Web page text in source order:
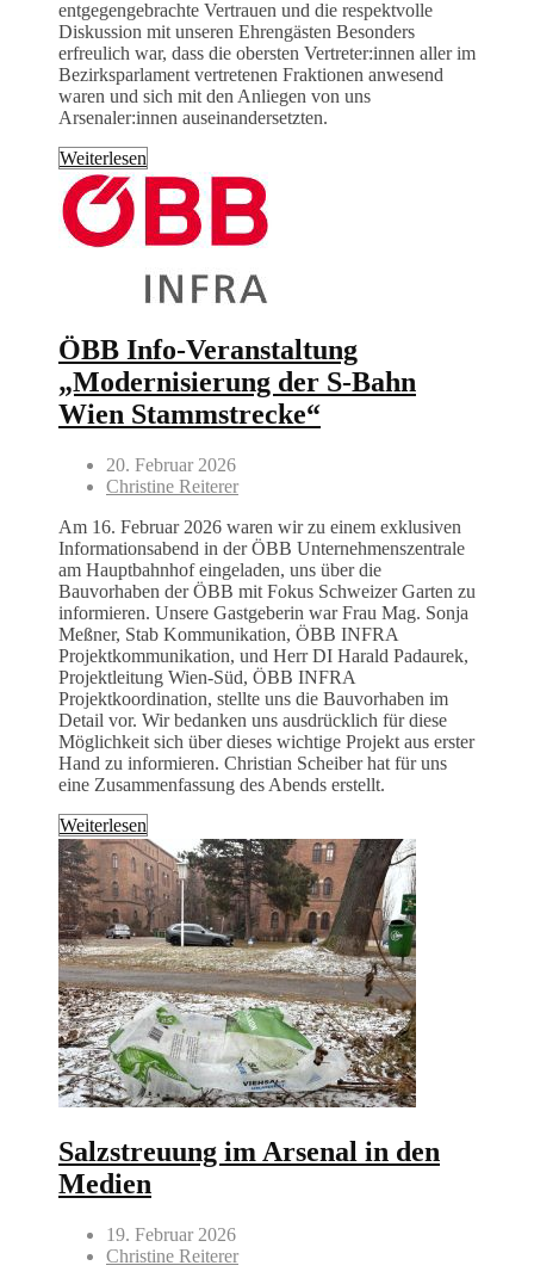
entgegengebrachte Vertrauen und die respektvolle
Diskussion mit unseren Ehrengästen Besonders
erfreulich war, dass die obersten Vertreter:innen aller im
Bezirksparlament vertretenen Fraktionen anwesend
waren und sich mit den Anliegen von uns
Arsenaler:innen auseinandersetzten.
Weiterlesen
ÖBB Info-Veranstaltung
„Modernisierung der S-Bahn
Wien Stammstrecke“
20. Februar 2026
Christine Reiterer
Am 16. Februar 2026 waren wir zu einem exklusiven
Informationsabend in der ÖBB Unternehmenszentrale
am Hauptbahnhof eingeladen, uns über die
Bauvorhaben der ÖBB mit Fokus Schweizer Garten zu
informieren. Unsere Gastgeberin war Frau Mag. Sonja
Meßner, Stab Kommunikation, ÖBB INFRA
Projektkommunikation, und Herr DI Harald Padaurek,
Projektleitung Wien-Süd, ÖBB INFRA
Projektkoordination, stellte uns die Bauvorhaben im
Detail vor. Wir bedanken uns ausdrücklich für diese
Möglichkeit sich über dieses wichtige Projekt aus erster
Hand zu informieren. Christian Scheiber hat für uns
eine Zusammenfassung des Abends erstellt.
Weiterlesen
Salzstreuung im Arsenal in den
Medien
19. Februar 2026
Christine Reiterer